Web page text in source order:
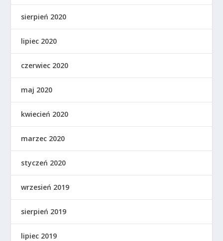
sierpień 2020
lipiec 2020
czerwiec 2020
maj 2020
kwiecień 2020
marzec 2020
styczeń 2020
wrzesień 2019
sierpień 2019
lipiec 2019